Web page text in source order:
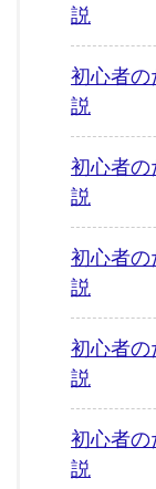
説
初心者
説
初心者
説
初心者
説
初心者
説
初心者
説